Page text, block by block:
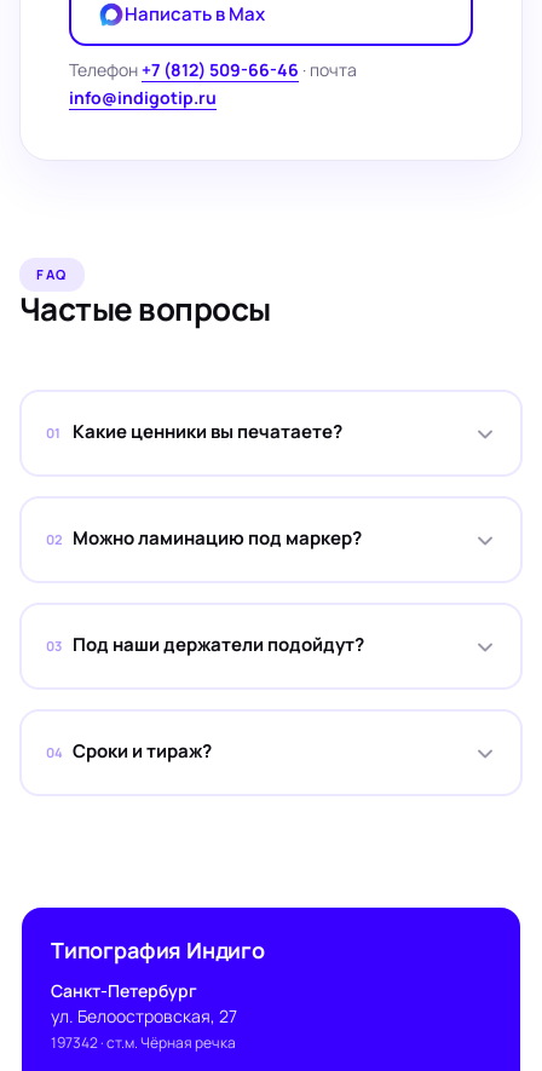
Написать в Max
Телефон+7 (812) 509-66-46 · почта
info@indigotip.ru
FAQ
Частые вопросы
01 Какие ценники вы печатаете?
02 Можно ламинацию под маркер?
03 Под наши держатели подойдут?
04 Сроки и тираж?
Типография Индиго
Санкт-Петербург
ул. Белоостровская, 27
197342· ст.м. Чёрная речка